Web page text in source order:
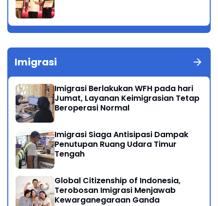
Imigrasi
Imigrasi Berlakukan WFH pada hari
Jumat, Layanan Keimigrasian Tetap
Beroperasi Normal
Imigrasi Siaga Antisipasi Dampak
Penutupan Ruang Udara Timur
Tengah
Global Citizenship of Indonesia,
Terobosan Imigrasi Menjawab
Kewarganegaraan Ganda